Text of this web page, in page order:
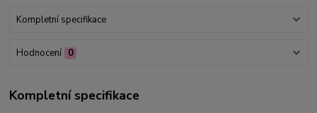
Kompletní specifikace
Hodnocení 0
Kompletní specifikace